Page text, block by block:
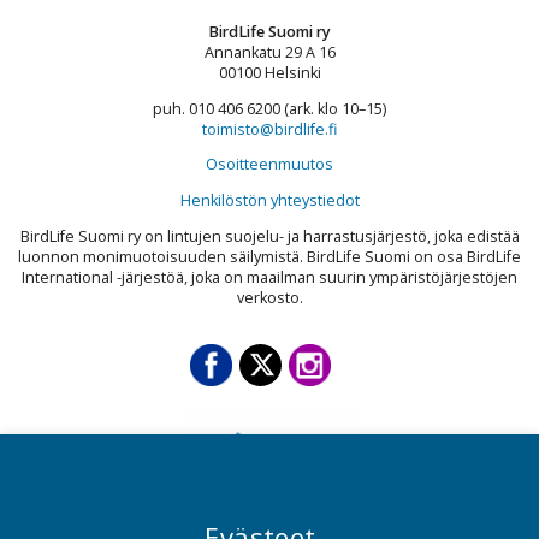
BirdLife Suomi ry
Annankatu 29 A 16
00100 Helsinki
puh. 010 406 6200 (ark. klo 10–15)
toimisto@birdlife.fi
Osoitteenmuutos
Henkilöstön yhteystiedot
BirdLife Suomi ry on lintujen suojelu- ja harrastusjärjestö, joka edistää
luonnon monimuotoisuuden säilymistä. BirdLife Suomi on osa BirdLife
International -järjestöä, joka on maailman suurin ympäristöjärjestöjen
verkosto.